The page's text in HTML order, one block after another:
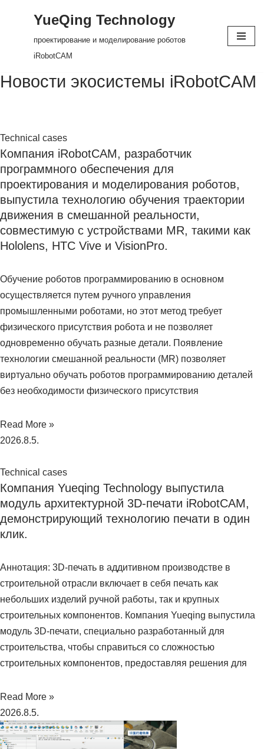
YueQing Technology
проектирование и моделирование роботов
iRobotCAM
Новости экосистемы iRobotCAM
Technical cases
Компания iRobotCAM, разработчик
программного обеспечения для
проектирования и моделирования роботов,
выпустила технологию обучения траектории
движения в смешанной реальности,
совместимую с устройствами MR, такими как
Hololens, HTC Vive и VisionPro.
Обучение роботов программированию в основном
осуществляется путем ручного управления
промышленными роботами, но этот метод требует
физического присутствия робота и не позволяет
одновременно обучать разные детали. Появление
технологии смешанной реальности (MR) позволяет
виртуально обучать роботов программированию деталей
без необходимости физического присутствия
Read More »
2026.8.5.
Technical cases
Компания Yueqing Technology выпустила
модуль архитектурной 3D-печати iRobotCAM,
демонстрирующий технологию печати в один
клик.
Аннотация: 3D-печать в аддитивном производстве в
строительной отрасли включает в себя печать как
небольших изделий ручной работы, так и крупных
строительных компонентов. Компания Yueqing выпустила
модуль 3D-печати, специально разработанный для
строительства, чтобы справиться со сложностью
строительных компонентов, предоставляя решения для
Read More »
2026.8.5.